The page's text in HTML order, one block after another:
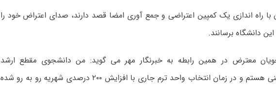
با راه اندازی یک کمپین اعتراضی و جمع آوری امضا قصد دارند، صدای اعتراض خود را
دانشگاه برسانند.
معترض در همین رابطه به خبرنگار مهر می گوید: من دانشجوی مقطع ارشد
روانشناسی بالینی هستم و در زمان انتخاب واحد ترم جاری با افزایش ۲۰۰ درصدی شهریه رو به رو شده